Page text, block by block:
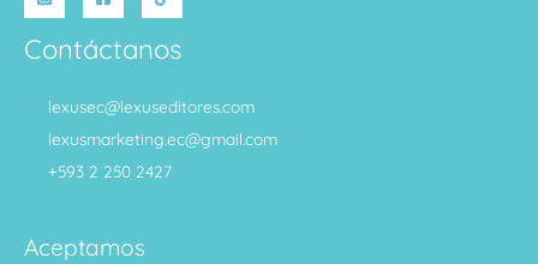
Contáctanos
lexusec@lexuseditores.com
lexusmarketing.ec@gmail.com
+593 2 250 2427
Aceptamos